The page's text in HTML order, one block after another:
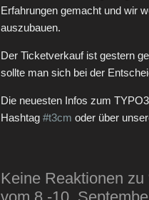
Erfahrungen gemacht und wir
auszubauen.
Der Ticketverkauf ist gestern
sollte man sich bei der
Die neuesten Infos zum
Hashtag #t3cm oder über
Keine Reaktionen